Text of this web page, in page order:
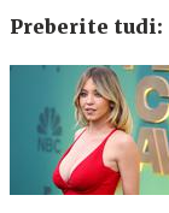
Preberite tudi: